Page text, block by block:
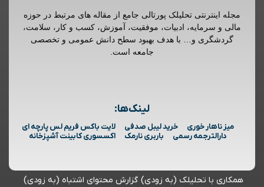
مجله اینترنتی تحلیلک پورتالی جامع از مقاله های مرتبط در حوزه
مالی و سرمایه، ادبیات، موفقیت، آموزش، کسب و کار، سلامت،
گردشگری و… با هدف بهبود سطح دانش عمومی و تخصصی
جامعه است.
لینک‌ها:
میز ناهار خوری خرید لیبل صدفی
لایت باکس فریم لس پارچه ای
دارالترجمه رسمی
باربری نارمک اکسسوری کابینت آشپزخانه
همکاری با تحلیلک (به زودی) گزارش محتوای اشتباه (به زودی)